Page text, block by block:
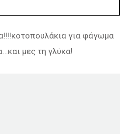
για φάγωμα
μες τη γλύκα!